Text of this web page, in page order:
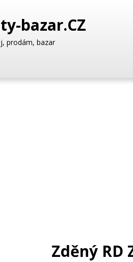
bazar.CZ
prodám, bazar
Zděný RD